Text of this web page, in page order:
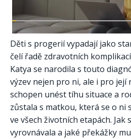
Děti s progerií vypadají jako
čelí řadě zdravotních
Katya se narodila s touto
výzev nejen pro ni, ale i pro její
schopen unést tíhu situace a
zůstala s matkou, která se o ni
ve všech životních etapách. Jak
vyrovnávala a jaké překážky